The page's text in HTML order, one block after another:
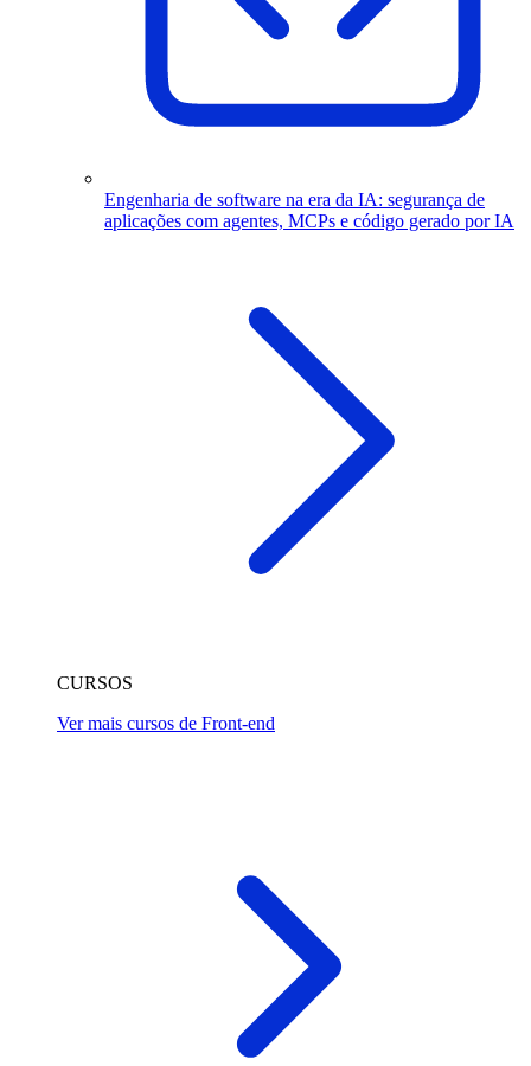
Engenharia de software na era da IA: segurança de
aplicações com agentes, MCPs e código gerado por IA
CURSOS
Ver mais cursos de Front-end